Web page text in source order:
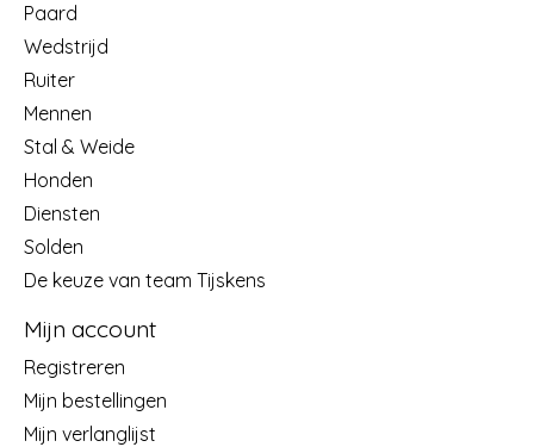
Paard
Wedstrijd
Ruiter
Mennen
Stal & Weide
Honden
Diensten
Solden
De keuze van team Tijskens
Mijn account
Registreren
Mijn bestellingen
Mijn verlanglijst